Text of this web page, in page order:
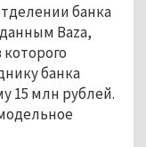
банка
Baza,
банка
15 млн рублей.